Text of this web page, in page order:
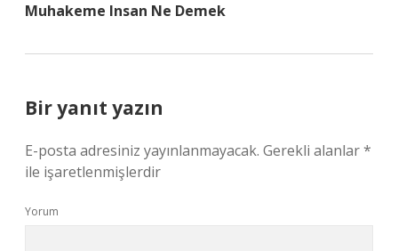
Muhakeme Insan Ne Demek
Bir yanıt yazın
E-posta adresiniz yayınlanmayacak. Gerekli alanlar*
ile işaretlenmişlerdir
Yorum